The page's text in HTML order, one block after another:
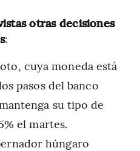
otras decisiones
:
cuya moneda está
pasos del banco
su tipo de
el martes.
húngaro